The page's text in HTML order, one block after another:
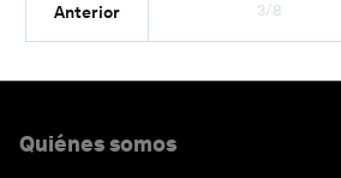
Anterior 3/8
Quiénes somos